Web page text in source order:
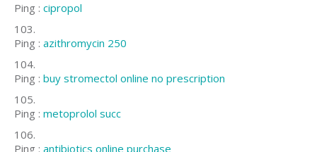
Ping : cipropol
Ping : azithromycin 250
Ping : buy stromectol online no prescription
Ping : metoprolol succ
Ping : antibiotics online purchase